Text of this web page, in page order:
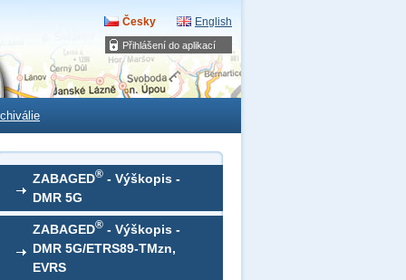
Přihlášení do aplikací
Česky English
ZABAGED® - Výškopis -
DMR 5G
ZABAGED® - Výškopis -
DMR 5G/ETRS89-TMzn,
EVRS